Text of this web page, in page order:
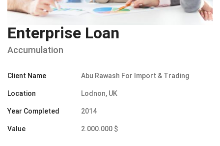
Enterprise Loan
Accumulation
Client Name Abu Rawash For Import & Trading
Location Lodnon, UK
Year Completed 2014
Value 2.000.000 $